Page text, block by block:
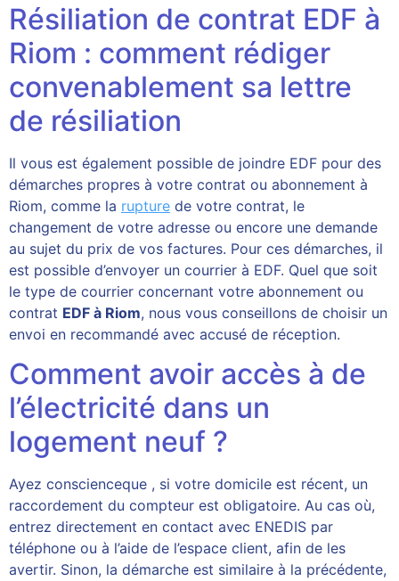
Résiliation de contrat EDF à
Riom : comment rédiger
convenablement sa lettre
de résiliation
Il vous est également possible de joindre EDF pour des
démarches propres à votre contrat ou abonnement à
Riom, comme la rupture de votre contrat, le
changement de votre adresse ou encore une demande
au sujet du prix de vos factures. Pour ces démarches, il
est possible d’envoyer un courrier à EDF. Quel que soit
le type de courrier concernant votre abonnement ou
contrat EDF à Riom, nous vous conseillons de choisir un
envoi en recommandé avec accusé de réception.
Comment avoir accès à de
l’électricité dans un
logement neuf ?
Ayez conscienceque , si votre domicile est récent, un
raccordement du compteur est obligatoire. Au cas où,
entrez directement en contact avec ENEDIS par
téléphone ou à l’aide de l’espace client, afin de les
avertir. Sinon, la démarche est similaire à la précédente,